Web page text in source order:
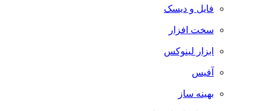
فایل و دیسک
سخت افزار
ابزار لینوکس
آفیس
بهینه ساز